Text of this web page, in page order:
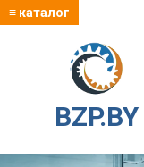
≡ каталог
BZP.BY